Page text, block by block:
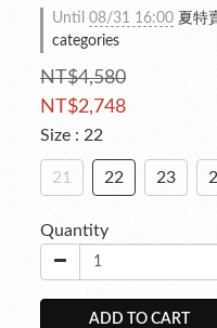
Until 08/31 16:00 夏特
categories
NT$4,580
NT$2,748
Size : 22
21 22 23
Quantity
ADD TO CART